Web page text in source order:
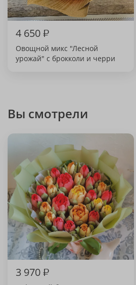
4 650₽
Овощной микс "Лесной
урожай" с брокколи и черри
Вы смотрели
3 970₽